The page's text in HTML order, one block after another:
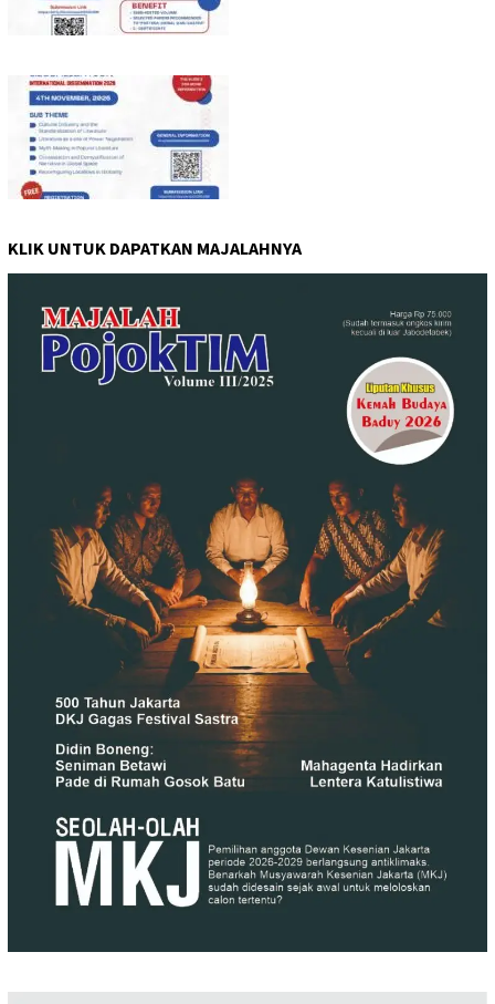
KLIK UNTUK DAPATKAN MAJALAHNYA